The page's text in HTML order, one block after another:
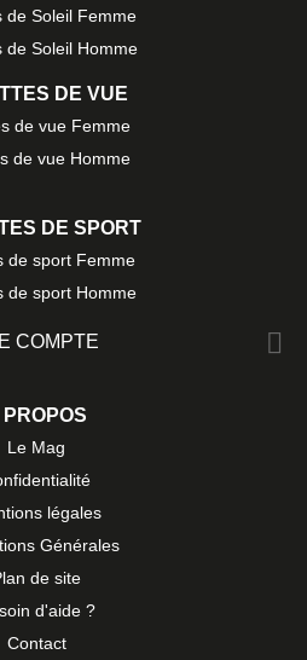
de Soleil Femme
de Soleil Homme
DE VUE
de vue Femme
de vue Homme
DE SPORT
de sport Femme
de sport Homme
COMPTE 
PROPOS
Le Mag
légales
Générales
de site
d'aide ?
Contact